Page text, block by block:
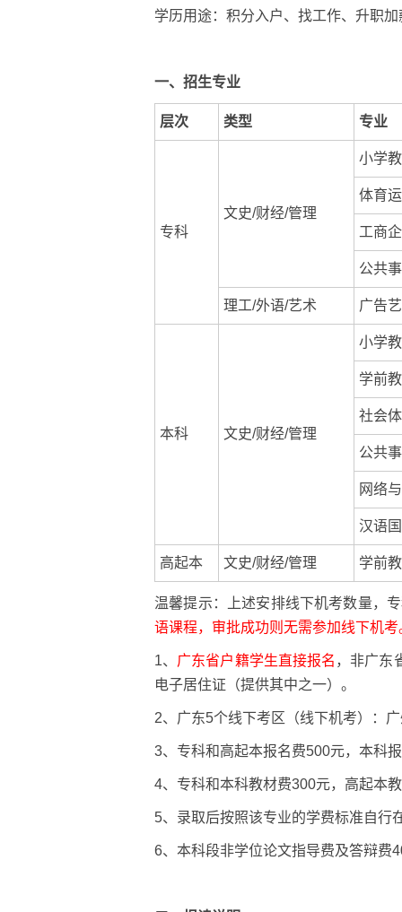
学历用途：积分入户、找工作、升职
一、招生专业
层次 类型 专业
专科
文史/财经/管理
小学
体育
工商
公共
理工/外语/艺术 广告
本科 文史/财经/管理
小学
学前
社会
公共
网络
汉语
高起本 文史/财经/管理 学前
温馨提示：上述安排线下机考数量，
语课程，审批成功则无需参加线下机考
1、 广东省户籍学生直接报名 ，非广东
电子居住证（提供其中之一）。
2、广东5个线下考区 （线下机考） ：
3、专科和高起本报名费500元，本科
4、专科和本科教材费300元，高起本
5、 录取后按照该专业的学费标准自行
6、 本科段非学位论文指导费及答辩费